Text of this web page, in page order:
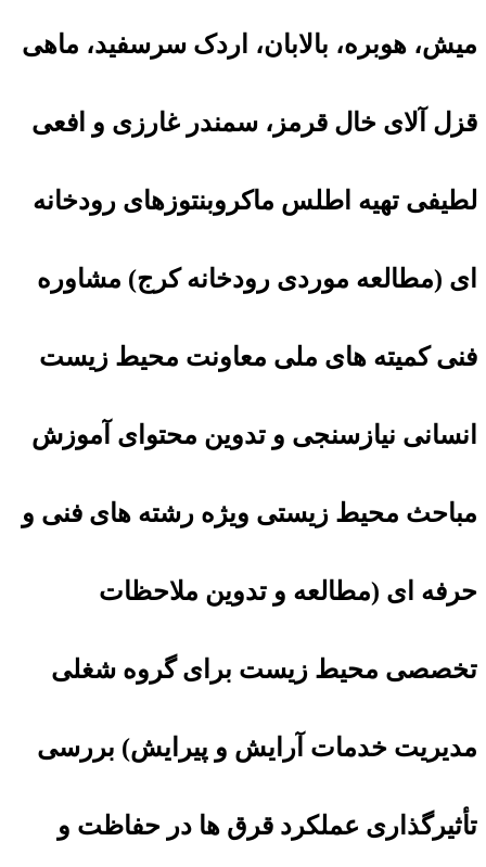
میش، هوبره، بالابان، اردک سرسفید، ماهی
قزل آلای خال قرمز، سمندر غارزی و افعی
لطیفی تهیه اطلس ماکروبنتوزهای رودخانه
ای (مطالعه موردی رودخانه کرج) مشاوره
فنی کمیته های ملی معاونت محیط زیست
انسانی نیازسنجی و تدوین محتوای آموزش
مباحث محیط زیستی ویژه رشته های فنی و
حرفه ای (مطالعه و تدوین ملاحظات
تخصصی محیط زیست برای گروه شغلی
مدیریت خدمات آرایش و پیرایش) بررسی
تأثیرگذاری عملکرد قرق ها در حفاظت و